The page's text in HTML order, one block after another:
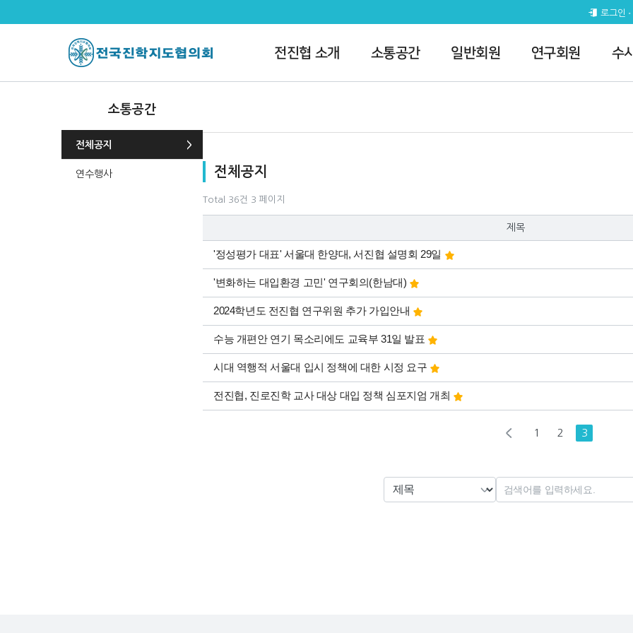
로그인
전진협 소개 소통공간 일반회원 연구회원 수
소통공간
전체공지
연수행사 전체공지
Total 36건 3 페이지
제목
'정성평가 대표' 서울대 한양대, 서진협 설명회 29일
'변화하는 대입환경 고민' 연구회의(한남대)
2024학년도 전진협 연구위원 추가 가입안내
수능 개편안 연기 목소리에도 교육부 31일 발표
시대 역행적 서울대 입시 정책에 대한 시정 요구
전진협, 진로진학 교사 대상 대입 정책 심포지엄 개최
처음
1 2
페이지
열린
3
페이지
검색대상